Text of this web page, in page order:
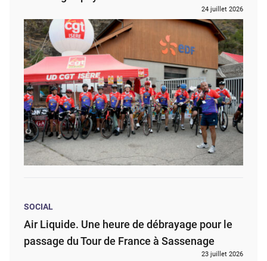
24 juillet 2026
SOCIAL
Air Liquide. Une heure de débrayage pour le
passage du Tour de France à Sassenage
23 juillet 2026